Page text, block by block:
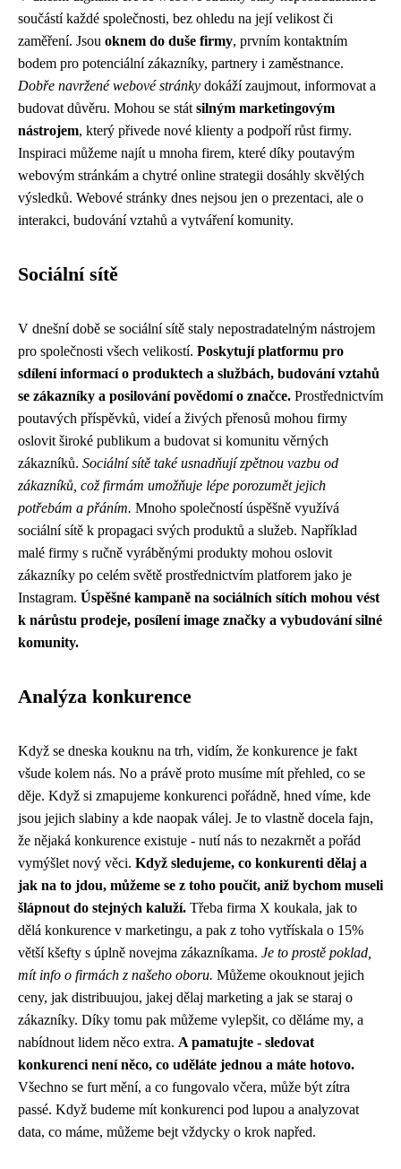
součástí každé společnosti, bez ohledu na její velikost či
zaměření. Jsou oknem do duše firmy, prvním kontaktním
bodem pro potenciální zákazníky, partnery i zaměstnance.
Dobře navržené webové stránky dokáží zaujmout, informovat a
budovat důvěru. Mohou se stát silným marketingovým
nástrojem, který přivede nové klienty a podpoří růst firmy.
Inspiraci můžeme najít u mnoha firem, které díky poutavým
webovým stránkám a chytré online strategii dosáhly skvělých
výsledků. Webové stránky dnes nejsou jen o prezentaci, ale o
interakci, budování vztahů a vytváření komunity.
Sociální sítě
V dnešní době se sociální sítě staly nepostradatelným nástrojem
pro společnosti všech velikostí. Poskytují platformu pro
sdílení informací o produktech a službách, budování vztahů
se zákazníky a posilování povědomí o značce. Prostřednictvím
poutavých příspěvků, videí a živých přenosů mohou firmy
oslovit široké publikum a budovat si komunitu věrných
zákazníků. Sociální sítě také usnadňují zpětnou vazbu od
zákazníků, což firmám umožňuje lépe porozumět jejich
potřebám a přáním. Mnoho společností úspěšně využívá
sociální sítě k propagaci svých produktů a služeb. Například
malé firmy s ručně vyráběnými produkty mohou oslovit
zákazníky po celém světě prostřednictvím platforem jako je
Instagram. Úspěšné kampaně na sociálních sítích mohou vést
k nárůstu prodeje, posílení image značky a vybudování silné
komunity.
Analýza konkurence
Když se dneska kouknu na trh, vidím, že konkurence je fakt
všude kolem nás. No a právě proto musíme mít přehled, co se
děje. Když si zmapujeme konkurenci pořádně, hned víme, kde
jsou jejich slabiny a kde naopak válej. Je to vlastně docela fajn,
že nějaká konkurence existuje - nutí nás to nezakrnět a pořád
vymýšlet nový věci. Když sledujeme, co konkurenti dělaj a
jak na to jdou, můžeme se z toho poučit, aniž bychom museli
šlápnout do stejných kaluží. Třeba firma X koukala, jak to
dělá konkurence v marketingu, a pak z toho vytřískala o 15%
větší kšefty s úplně novejma zákazníkama. Je to prostě poklad,
mít info o firmách z našeho oboru. Můžeme okouknout jejich
ceny, jak distribuujou, jakej dělaj marketing a jak se staraj o
zákazníky. Díky tomu pak můžeme vylepšit, co děláme my, a
nabídnout lidem něco extra. A pamatujte - sledovat
konkurenci není něco, co uděláte jednou a máte hotovo.
Všechno se furt mění, a co fungovalo včera, může být zítra
passé. Když budeme mít konkurenci pod lupou a analyzovat
data, co máme, můžeme bejt vždycky o krok napřed.